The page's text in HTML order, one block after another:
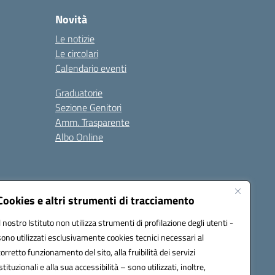
e altri strumenti di tracciamento
nostro Istituto non utilizza strumenti di profilazione degli utenti -
utilizzati esclusivamente cookies tecnici necessari al
funzionamento del sito, alla fruibilità dei servizi
e alla sua accessibilità – sono utilizzati, inoltre,
Novità
Le notizie
Le circolari
Calendario eventi
Graduatorie
Sezione Genitori
Amm. Trasparente
Albo Online